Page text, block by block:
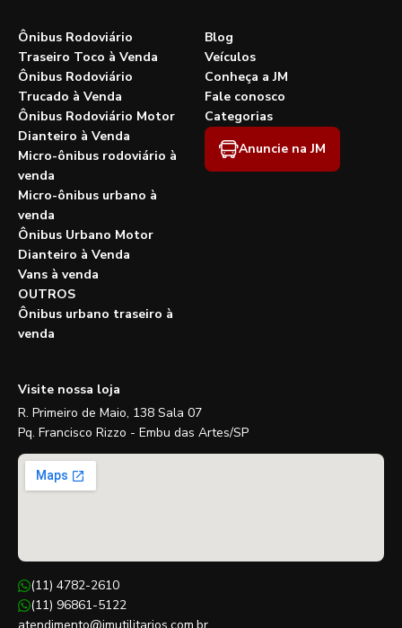
Ônibus Rodoviário
Traseiro Toco à Venda
Ônibus Rodoviário
Trucado à Venda
Ônibus Rodoviário Motor
Dianteiro à Venda
Micro-ônibus rodoviário à
venda
Micro-ônibus urbano à
venda
Ônibus Urbano Motor
Dianteiro à Venda
Vans à venda
OUTROS
Ônibus urbano traseiro à
venda
Blog
Veículos
Conheça a JM
Fale conosco
Categorias
Anuncie na JM
Visite nossa loja
R. Primeiro de Maio, 138 Sala 07
Pq. Francisco Rizzo - Embu das Artes/SP
(11) 4782-2610
(11) 96861-5122